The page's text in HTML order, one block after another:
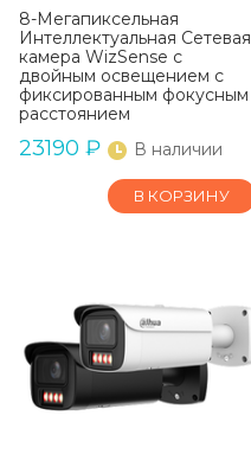
8-Мегапиксельная
Интеллектуальная Сетевая
камера WizSense с
двойным освещением с
фиксированным фокусным
расстоянием
23190 ₽ В наличии
В КОРЗИНУ